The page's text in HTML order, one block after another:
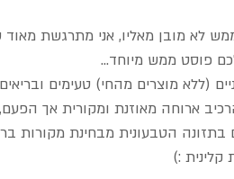
ומרגש- 3000 עוקבים- וואו! ממש לא מובן מאליו, אני
פוסט ממש מיוחד...
(ללא מוצרים מהחי) טעימים
ארוחה מאוזנת ומקורית אך
הטבעונית מבחינת מקורות
קלינית :)